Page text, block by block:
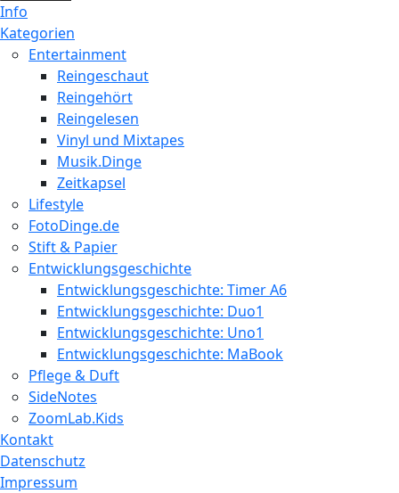
Info
Kategorien
Entertainment
Reingeschaut
Reingehört
Reingelesen
Vinyl und Mixtapes
Musik.Dinge
Zeitkapsel
Lifestyle
FotoDinge.de
Stift & Papier
Entwicklungsgeschichte
Entwicklungsgeschichte: Timer A6
Entwicklungsgeschichte: Duo1
Entwicklungsgeschichte: Uno1
Entwicklungsgeschichte: MaBook
Pflege & Duft
SideNotes
ZoomLab.Kids
Kontakt
Datenschutz
Impressum